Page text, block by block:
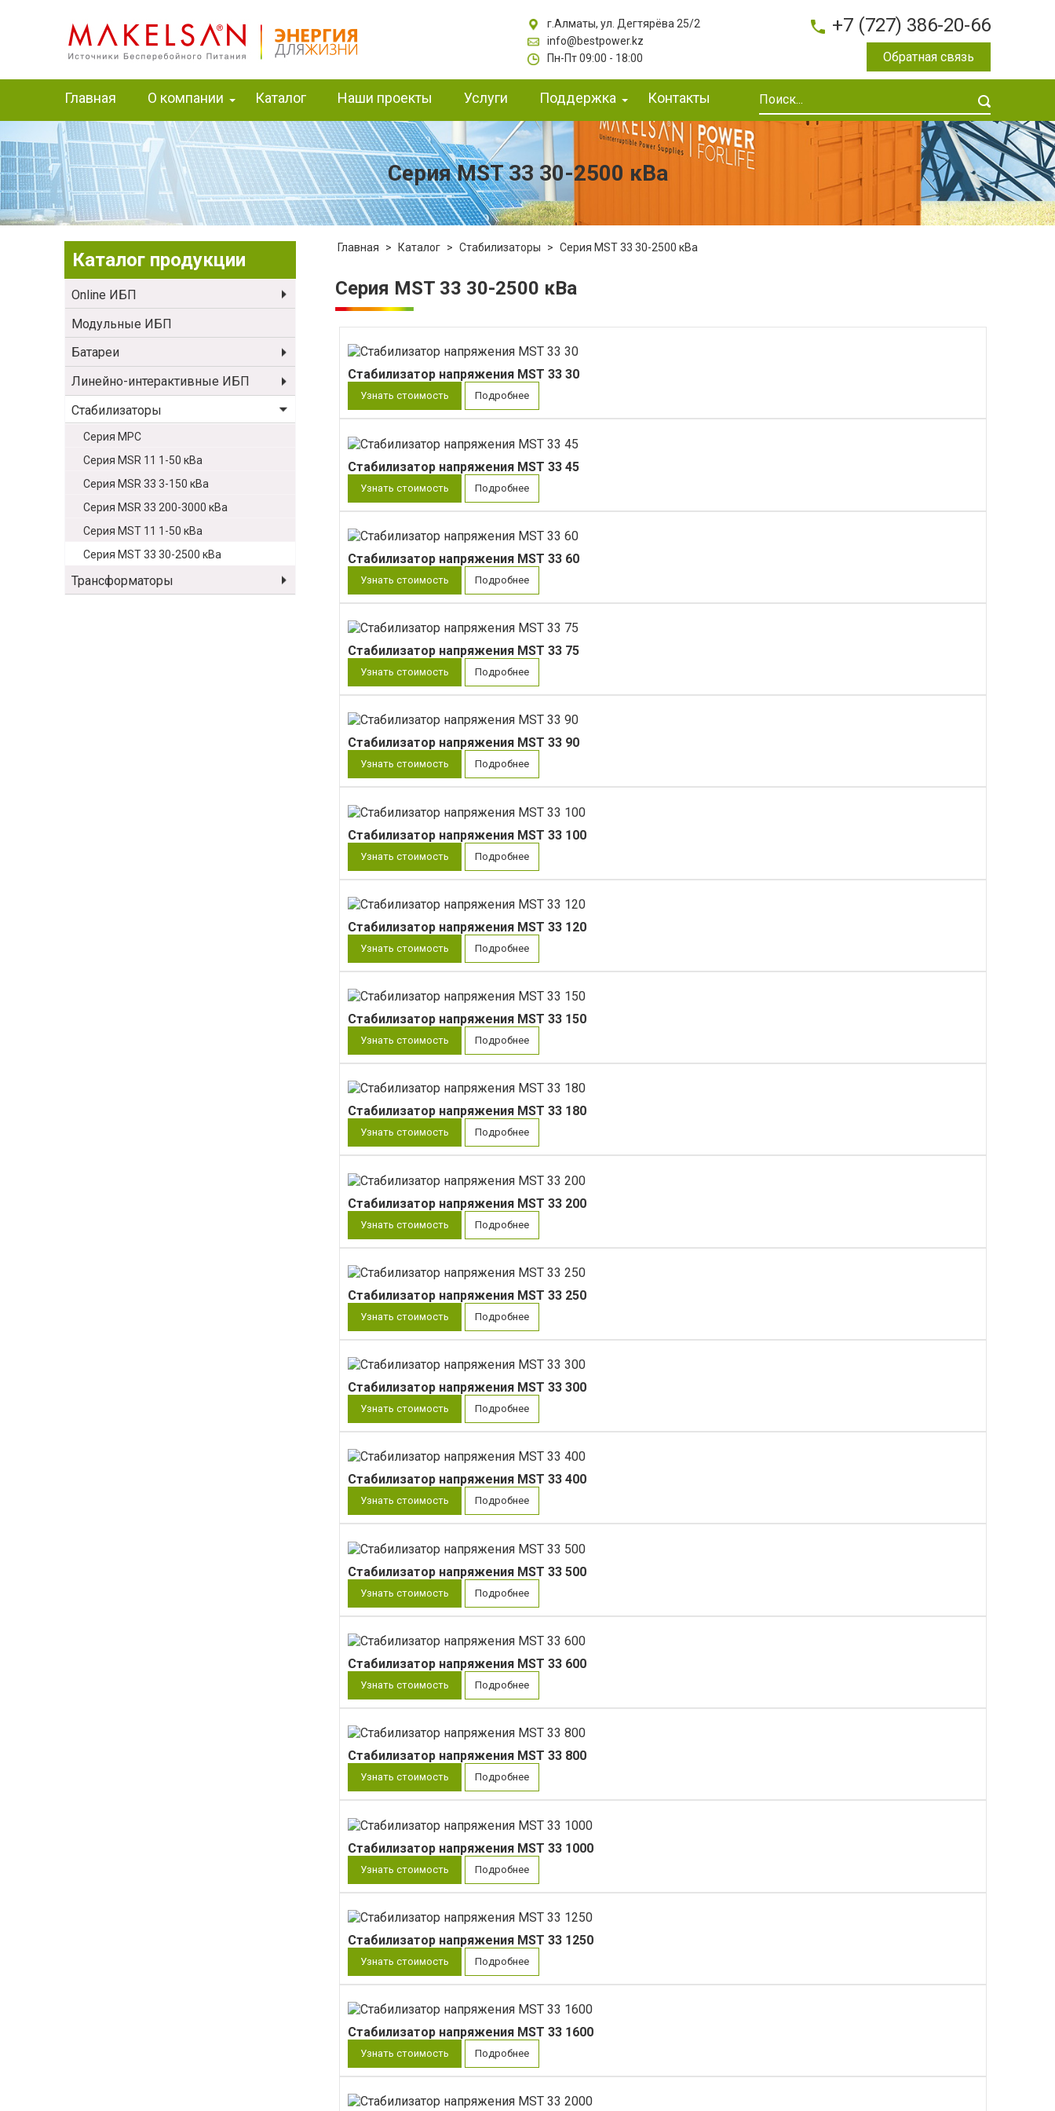
г.Алматы, ул. Дегтярёва 25/2
info@bestpower.kz
Пн-Пт 09:00 - 18:00
+7 (727) 386-20-66
Обратная связь
Главная О компании Каталог Наши проекты Услуги Поддержка Контакты Искать...
Серия MST 33 30-2500 кВа
Каталог продукции
Online ИБП
Модульные ИБП
Батареи
Линейно-интерактивные ИБП
Стабилизаторы
Серия MPC
Серия MSR 11 1-50 кВа
Серия MSR 33 3-150 кВа
Серия MSR 33 200-3000 кВа
Серия MST 11 1-50 кВа
Серия MST 33 30-2500 кВа
Трансформаторы
Главная > Каталог > Стабилизаторы > Серия MST 33 30-2500 кВа
Серия MST 33 30-2500 кВа
Стабилизатор напряжения MST 33 30
Узнать стоимость Подробнее
Стабилизатор напряжения MST 33 45
Узнать стоимость Подробнее
Стабилизатор напряжения MST 33 60
Узнать стоимость Подробнее
Стабилизатор напряжения MST 33 75
Узнать стоимость Подробнее
Стабилизатор напряжения MST 33 90
Узнать стоимость Подробнее
Стабилизатор напряжения MST 33 100
Узнать стоимость Подробнее
Стабилизатор напряжения MST 33 120
Узнать стоимость Подробнее
Стабилизатор напряжения MST 33 150
Узнать стоимость Подробнее
Стабилизатор напряжения MST 33 180
Узнать стоимость Подробнее
Стабилизатор напряжения MST 33 200
Узнать стоимость Подробнее
Стабилизатор напряжения MST 33 250
Узнать стоимость Подробнее
Стабилизатор напряжения MST 33 300
Узнать стоимость Подробнее
Стабилизатор напряжения MST 33 400
Узнать стоимость Подробнее
Стабилизатор напряжения MST 33 500
Узнать стоимость Подробнее
Стабилизатор напряжения MST 33 600
Узнать стоимость Подробнее
Стабилизатор напряжения MST 33 800
Узнать стоимость Подробнее
Стабилизатор напряжения MST 33 1000
Узнать стоимость Подробнее
Стабилизатор напряжения MST 33 1250
Узнать стоимость Подробнее
Стабилизатор напряжения MST 33 1600
Узнать стоимость Подробнее